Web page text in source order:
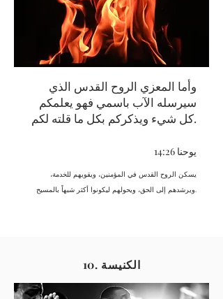
وأما المعزي الروح القدس الذي
سيرسله الآب باسمي فهو يعلمكم
كل شيء ويذكركم بكل ما قلته لكم.
يوحنا 14:26
يسكن الروح القدس في المؤمنين، ويقويهم للخدمة،
ويرشدهم إلى الحق، ويحولهم ليكونوا أكثر شبهاً بالمسيح.
10. الكنيسة